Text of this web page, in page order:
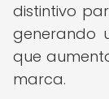
distintivo
generando
que
marca.